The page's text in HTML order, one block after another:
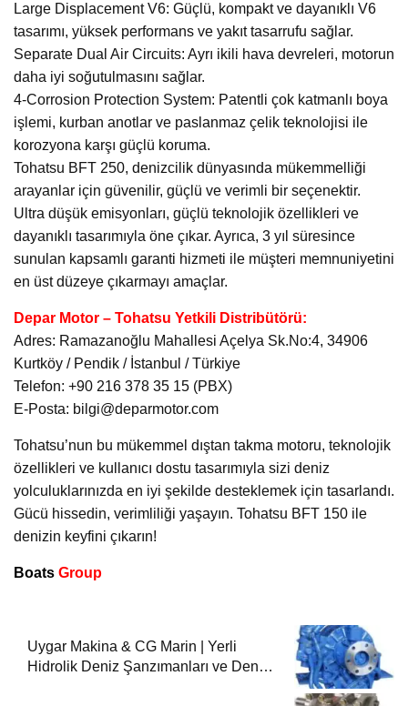
Large Displacement V6: Güçlü, kompakt ve dayanıklı V6
tasarımı, yüksek performans ve yakıt tasarrufu sağlar.
Separate Dual Air Circuits: Ayrı ikili hava devreleri, motorun
daha iyi soğutulmasını sağlar.
4-Corrosion Protection System: Patentli çok katmanlı boya
işlemi, kurban anotlar ve paslanmaz çelik teknolojisi ile
korozyona karşı güçlü koruma.
Tohatsu BFT 250, denizcilik dünyasında mükemmelliği
arayanlar için güvenilir, güçlü ve verimli bir seçenektir.
Ultra düşük emisyonları, güçlü teknolojik özellikleri ve
dayanıklı tasarımıyla öne çıkar. Ayrıca, 3 yıl süresince
sunulan kapsamlı garanti hizmeti ile müşteri memnuniyetini
en üst düzeye çıkarmayı amaçlar.
Depar Motor – Tohatsu Yetkili Distribütörü:
Adres: Ramazanoğlu Mahallesi Açelya Sk.No:4, 34906
Kurtköy / Pendik / İstanbul / Türkiye
Telefon: +90 216 378 35 15 (PBX)
E-Posta: bilgi@deparmotor.com
Tohatsu’nun bu mükemmel dıştan takma motoru, teknolojik
özellikleri ve kullanıcı dostu tasarımıyla sizi deniz
yolculuklarınızda en iyi şekilde desteklemek için tasarlandı.
Gücü hissedin, verimliliği yaşayın. Tohatsu BFT 150 ile
denizin keyfini çıkarın!
Boats Group
Uygar Makina & CG Marin | Yerli
Hidrolik Deniz Şanzımanları ve Deniz